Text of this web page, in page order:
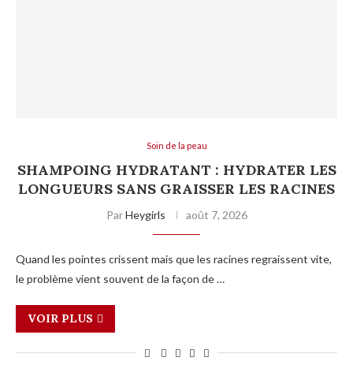
Soin de la peau
SHAMPOING HYDRATANT : HYDRATER LES
LONGUEURS SANS GRAISSER LES RACINES
ParHeygirls août 7, 2026
Quand les pointes crissent mais que les racines regraissent vite,
le problème vient souvent de la façon de …
VOIR PLUS